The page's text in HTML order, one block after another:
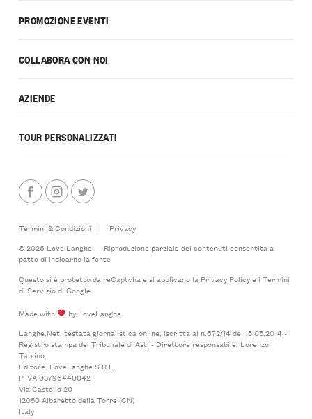
PROMOZIONE EVENTI
COLLABORA CON NOI
AZIENDE
TOUR PERSONALIZZATI
Termini & Condizioni |
Privacy
© 2026 Love Langhe — Riproduzione parziale dei contenuti consentita a
patto di indicarne la fonte
Questo si è protetto da reCaptcha e si applicano la Privacy Policye i Termini
di Serviziodi Google
Made with
by LoveLanghe
Langhe.Net, testata giornalistica online, iscritta al n.672/14 del 15.05.2014 -
Registro stampa del Tribunale di Asti - Direttore responsabile: Lorenzo
Tablino.
Editore: LoveLanghe S.R.L.
P.IVA 03796440042
Via Castello 20
12050 Albaretto della Torre (CN)
Italy